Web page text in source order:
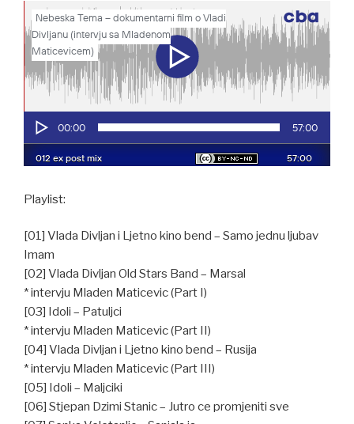
Playlist:
[01] Vlada Divljan i Ljetno kino bend – Samo jednu ljubav
Imam
[02] Vlada Divljan Old Stars Band – Marsal
* intervju Mladen Maticevic (Part I)
[03] Idoli – Patuljci
* intervju Mladen Maticevic (Part II)
[04] Vlada Divljan i Ljetno kino bend – Rusija
* intervju Mladen Maticevic (Part III)
[05] Idoli – Maljciki
[06] Stjepan Dzimi Stanic – Jutro ce promjeniti sve